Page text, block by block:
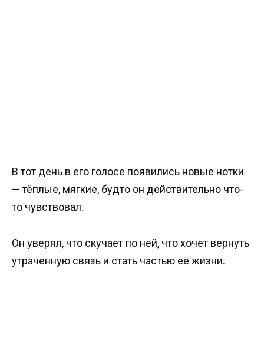
В тот день в его голосе появились новые нотки
— тёплые, мягкие, будто он действительно что-
то чувствовал.
Он уверял, что скучает по ней, что хочет вернуть
утраченную связь и стать частью её жизни.